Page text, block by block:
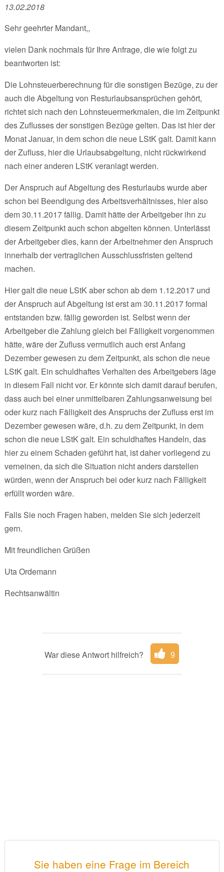
13.02.2018
Sehr geehrter Mandant,,
vielen Dank nochmals für Ihre Anfrage, die wie folgt zu
beantworten ist:
Die Lohnsteuerberechnung für die sonstigen Bezüge, zu der
auch die Abgeltung von Resturlaubsansprüchen gehört,
richtet sich nach den Lohnsteuermerkmalen, die im Zeitpunkt
des Zuflusses der sonstigen Bezüge gelten. Das ist hier der
Monat Januar, in dem schon die neue LStK galt. Damit kann
der Zufluss, hier die Urlaubsabgeltung, nicht rückwirkend
nach einer anderen LStK veranlagt werden.
Der Anspruch auf Abgeltung des Resturlaubs wurde aber
schon bei Beendigung des Arbeitsverhältnisses, hier also
dem 30.11.2017 fällig. Damit hätte der Arbeitgeber ihn zu
diesem Zeitpunkt auch schon abgelten können. Unterlässt
der Arbeitgeber dies, kann der Arbeitnehmer den Anspruch
innerhalb der vertraglichen Ausschlussfristen geltend
machen.
Hier galt die neue LStK aber schon ab dem 1.12.2017 und
der Anspruch auf Abgeltung ist erst am 30.11.2017 formal
entstanden bzw. fällig geworden ist. Selbst wenn der
Arbeitgeber die Zahlung gleich bei Fälligkeit vorgenommen
hätte, wäre der Zufluss vermutlich auch erst Anfang
Dezember gewesen zu dem Zeitpunkt, als schon die neue
LStK galt. Ein schuldhaftes Verhalten des Arbeitgebers läge
in diesem Fall nicht vor. Er könnte sich damit darauf berufen,
dass auch bei einer unmittelbaren Zahlungsanweisung bei
oder kurz nach Fälligkeit des Anspruchs der Zufluss erst im
Dezember gewesen wäre, d.h. zu dem Zeitpunkt, in dem
schon die neue LStK galt. Ein schuldhaftes Handeln, das
hier zu einem Schaden geführt hat, ist daher vorliegend zu
verneinen, da sich die Situation nicht anders darstellen
würden, wenn der Anspruch bei oder kurz nach Fälligkeit
erfüllt worden wäre.
Falls Sie noch Fragen haben, melden Sie sich jederzeit
gern.
Mit freundlichen Grüßen
Uta Ordemann
Rechtsanwältin
War diese Antwort hilfreich? 9
Sie haben eine Frage im Bereich